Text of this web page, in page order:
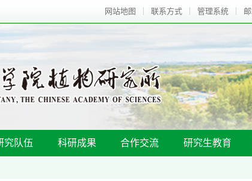
网站地图 联系方式 管理系统
究队伍 科研成果 合作交流 研究生教育